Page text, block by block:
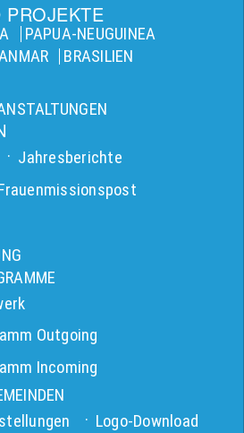
PROJEKTE
PAPUA-NEUGUINEA
BRASILIEN
Jahresberichte
Outgoing
Incoming
Logo-Download